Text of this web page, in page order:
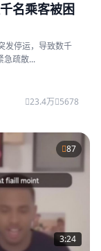
名乘客被困
发停运，导致数千
急疏散...
23.4万 5678
87
3:24